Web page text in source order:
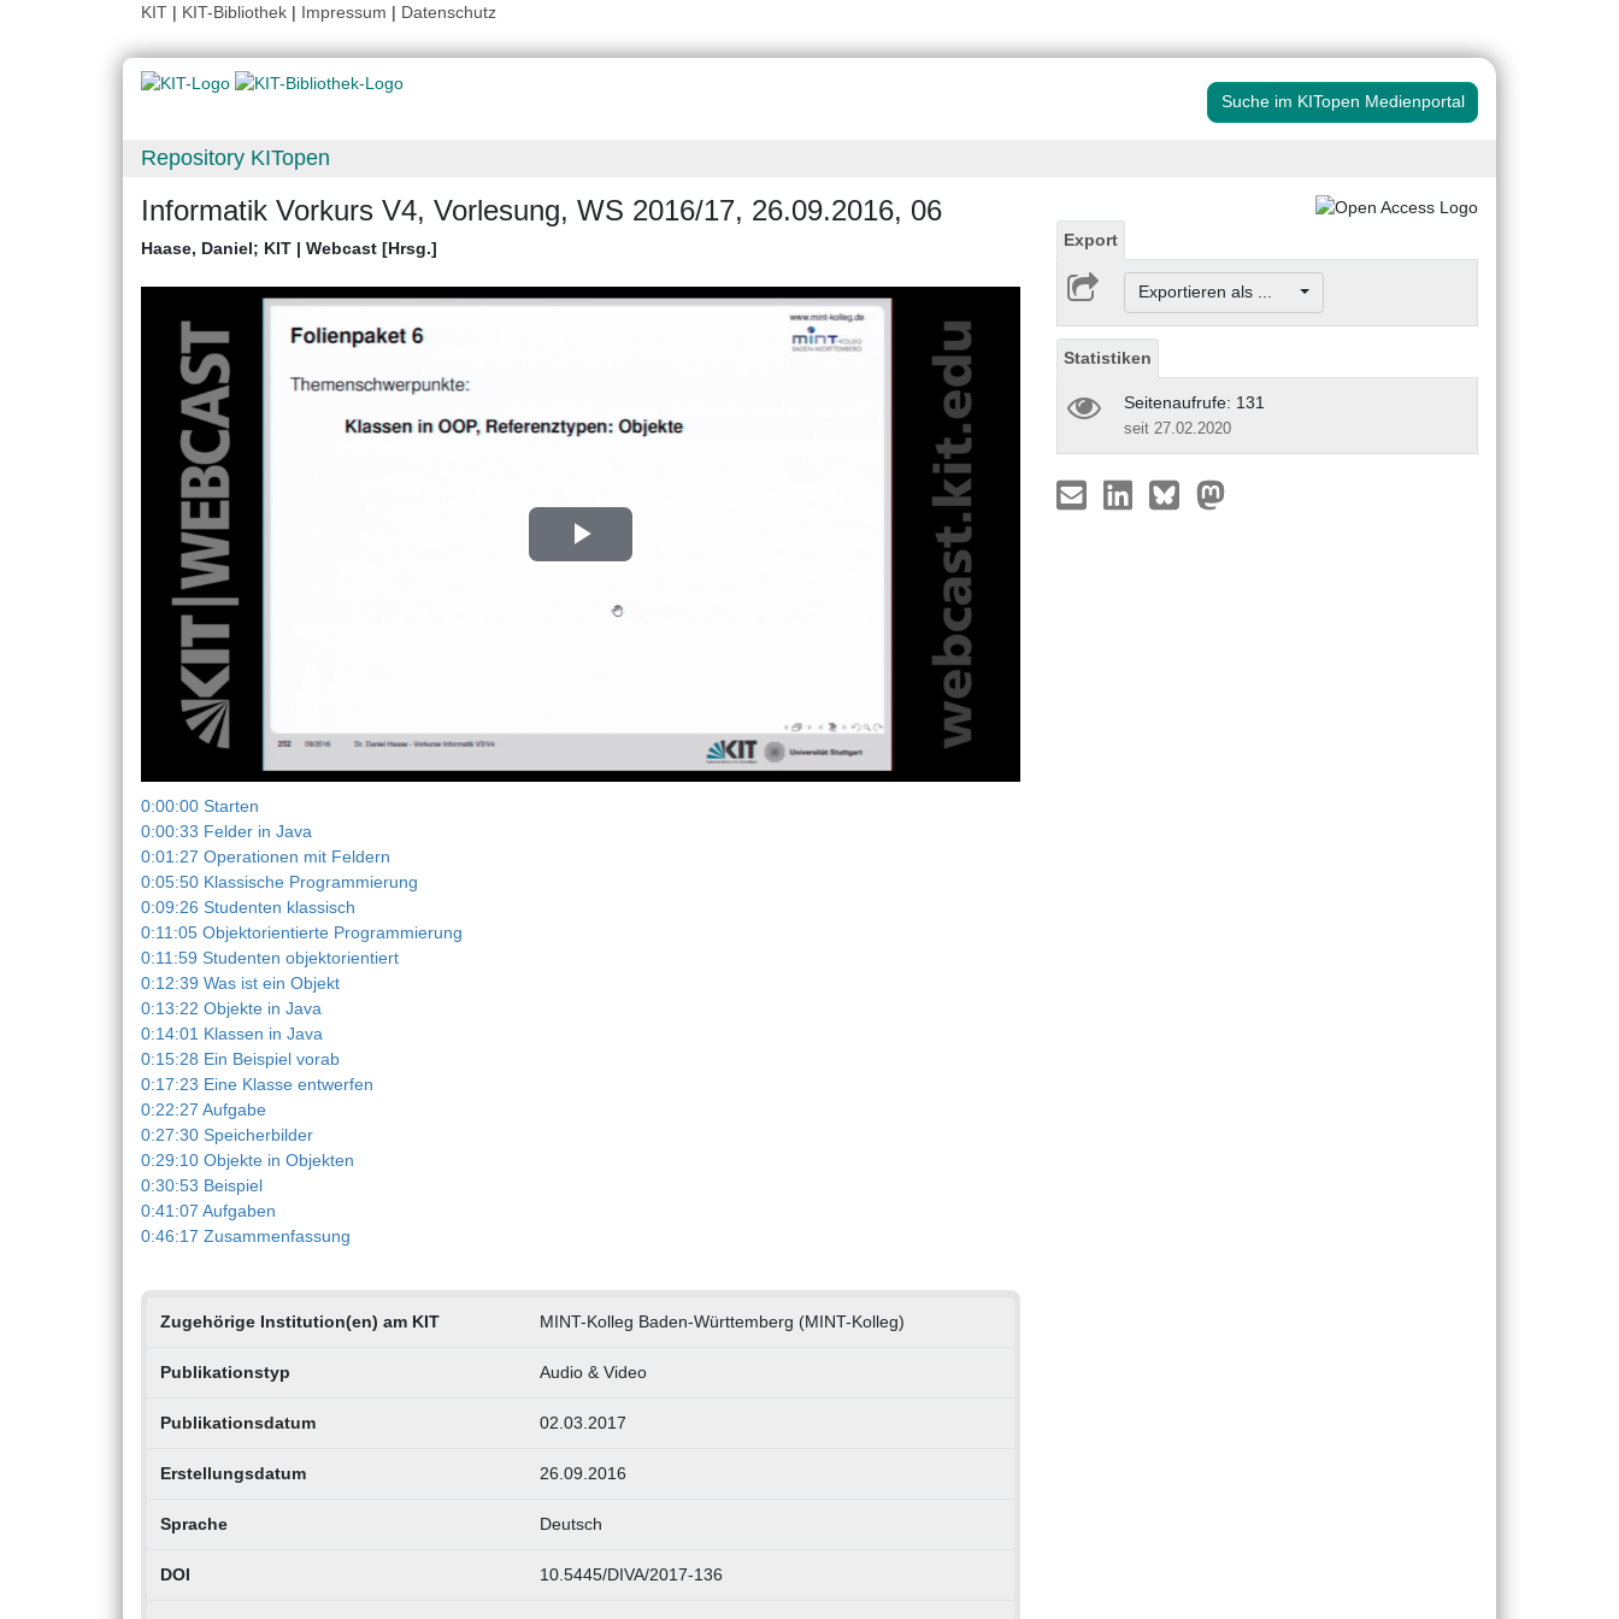
KIT | KIT-Bibliothek | Impressum | Datenschutz
Suche im KITopen Medienportal
Repository KITopen
Informatik Vorkurs V4, Vorlesung, WS 2016/17, 26.09.2016, 06
Haase, Daniel; KIT | Webcast [Hrsg.]
Play
Video
0:00:00 Starten
0:00:33 Felder in Java
0:01:27 Operationen mit Feldern
0:05:50 Klassische Programmierung
0:09:26 Studenten klassisch
0:11:05 Objektorientierte Programmierung
0:11:59 Studenten objektorientiert
0:12:39 Was ist ein Objekt
0:13:22 Objekte in Java
0:14:01 Klassen in Java
0:15:28 Ein Beispiel vorab
0:17:23 Eine Klasse entwerfen
0:22:27 Aufgabe
0:27:30 Speicherbilder
0:29:10 Objekte in Objekten
0:30:53 Beispiel
0:41:07 Aufgaben
0:46:17 Zusammenfassung
Zugehörige Institution(en) am KIT MINT-Kolleg Baden-Württemberg (MINT-Kolleg)
Publikationstyp Audio & Video
Publikationsdatum 02.03.2017
Erstellungsdatum 26.09.2016
Sprache Deutsch
DOI 10.5445/DIVA/2017-136
Export
Exportieren als ...
Statistiken
Seitenaufrufe: 131
seit 27.02.2020